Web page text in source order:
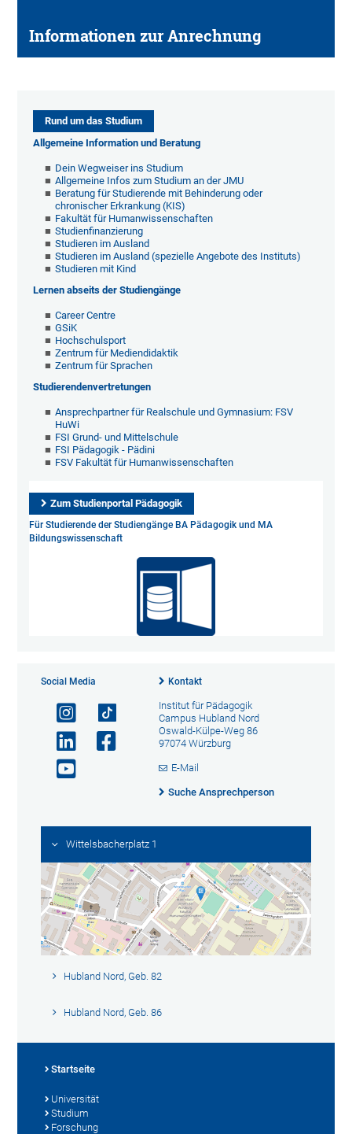
Informationen zur Anrechnung
Rund um das Studium
Allgemeine Information und Beratung
Dein Wegweiser ins Studium
Allgemeine Infos zum Studium an der JMU
Beratung für Studierende mit Behinderung oder
chronischer Erkrankung (KIS)
Fakultät für Humanwissenschaften
Studienfinanzierung
Studieren im Ausland
Studieren im Ausland (spezielle Angebote des Instituts)
Studieren mit Kind
Lernen abseits der Studiengänge
Career Centre
GSiK
Hochschulsport
Zentrum für Mediendidaktik
Zentrum für Sprachen
Studierendenvertretungen
Ansprechpartner für Realschule und Gymnasium: FSV
HuWi
FSI Grund- und Mittelschule
FSI Pädagogik - Pädini
FSV Fakultät für Humanwissenschaften
Zum Studienportal Pädagogik
Für Studierende der Studiengänge BA Pädagogik und MA
Bildungswissenschaft
Social Media Kontakt
Institut für Pädagogik
Campus Hubland Nord
Oswald-Külpe-Weg 86
97074 Würzburg
E-Mail
Suche Ansprechperson
Wittelsbacherplatz 1
Hubland Nord, Geb. 82
Hubland Nord, Geb. 86
Startseite
Universität
Studium
Forschung